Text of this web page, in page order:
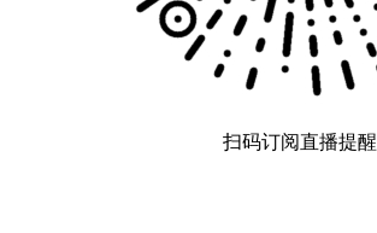
扫码订阅直播提醒